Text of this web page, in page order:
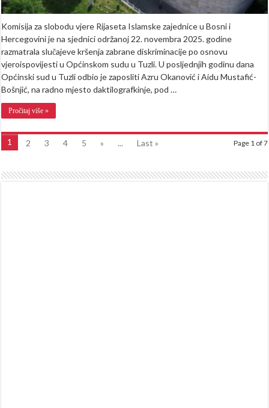
Komisija za slobodu vjere Rijaseta Islamske zajednice u Bosni i
Hercegovini je na sjednici održanoj 22. novembra 2025. godine
razmatrala slučajeve kršenja zabrane diskriminacije po osnovu
vjeroispovijesti u Općinskom sudu u Tuzli. U posljednjih godinu dana
Općinski sud u Tuzli odbio je zaposliti Azru Okanović i Aidu Mustafić-
Bošnjić, na radno mjesto daktilografkinje, pod …
Pročitaj više »
Page 1 of 7
1 2 3 4 5 » ... Last »